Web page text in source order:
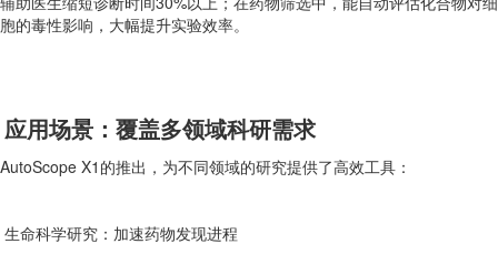
胞的毒性影响，大幅提升实验效率。
应用场景：覆盖多领域科研需求
AutoScope X1的推出，为不同领域的研究提供了高效工具：
生命科学研究：加速药物发现进程